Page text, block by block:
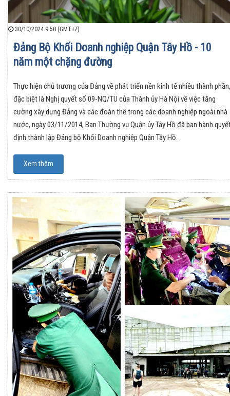
30/10/2024 9:50 (GMT+7)
Đảng Bộ Khối Doanh nghiệp Quận Tây Hồ - 10
năm một chặng đường
Thực hiện chủ trương của Đảng về phát triển nền kinh tế nhiều thành phần,
đặc biệt là Nghị quyết số 09-NQ/TU của Thành ủy Hà Nội về việc tăng
cường xây dựng Đảng và các đoàn thể trong các doanh nghiệp ngoài nhà
nước, ngày 03/11/2014, Ban Thường vụ Quận ủy Tây Hồ đã ban hành
định thành lập Đảng bộ Khối Doanh nghiệp Quận Tây Hồ.
Xem thêm